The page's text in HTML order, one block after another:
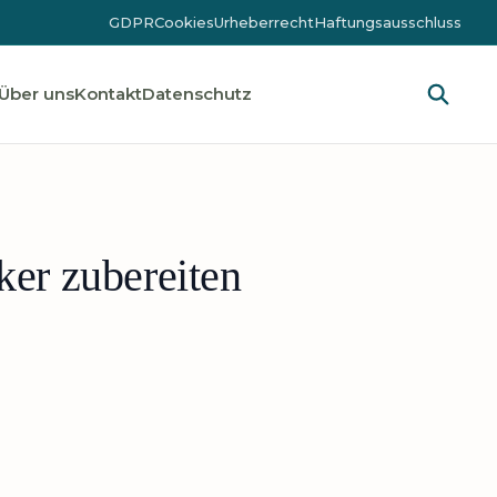
GDPRCookiesUrheberrechtHaftungsausschluss
Über unsKontaktDatenschutz
zubereiten